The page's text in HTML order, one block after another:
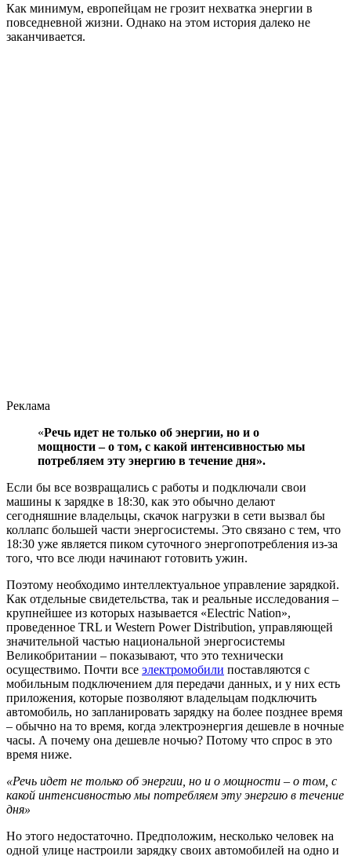
Как минимум, европейцам не грозит нехватка энергии в
повседневной жизни. Однако на этом история далеко не
заканчивается.
Реклама
«Речь идет не только об энергии, но и о
мощности – о том, с какой интенсивностью мы
потребляем эту энергию в течение дня».
Если бы все возвращались с работы и подключали свои
машины к зарядке в 18:30, как это обычно делают
сегодняшние владельцы, скачок нагрузки в сети вызвал бы
коллапс большей части энергосистемы. Это связано с тем, что
18:30 уже является пиком суточного энергопотребления из-за
того, что все люди начинают готовить ужин.
Поэтому необходимо интеллектуальное управление зарядкой.
Как отдельные свидетельства, так и реальные исследования –
крупнейшее из которых называется «Electric Nation»,
проведенное TRL и Western Power Distribution, управляющей
значительной частью национальной энергосистемы
Великобритании – показывают, что это технически
осуществимо. Почти все электромобили поставляются с
мобильным подключением для передачи данных, и у них есть
приложения, которые позволяют владельцам подключить
автомобиль, но запланировать зарядку на более позднее время
– обычно на то время, когда электроэнергия дешевле в ночные
часы. А почему она дешевле ночью? Потому что спрос в это
время ниже.
«Речь идет не только об энергии, но и о мощности – о том, с
какой интенсивностью мы потребляем эту энергию в течение
дня»
Но этого недостаточно. Предположим, несколько человек на
одной улице настроили зарядку своих автомобилей на одно и